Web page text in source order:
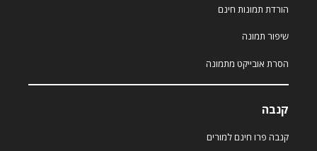
הורדת תמונות חינם
שיפור תמונה
הסרת אובייקט מתמונה
קנבה
קנבה פרו חינם למורים